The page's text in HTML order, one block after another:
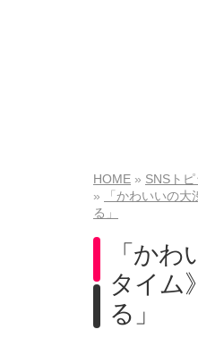
HOME SNSトピ
「かわいいの
る」
「か
タイム
る」